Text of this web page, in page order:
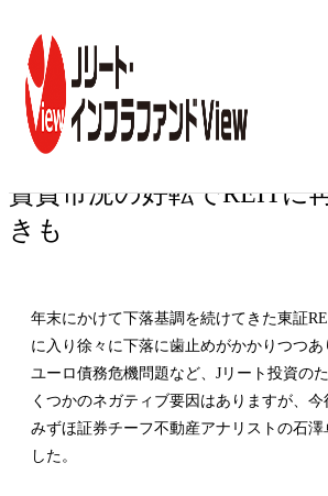
トップ
専門家インタビュー
第7回
賃貸市況の好転でREITに
きも
年末にかけて下落基調を続けてきた東証
に入り徐々に下落に歯止めがかかりつつあ
ユーロ債務危機問題など、Jリート投資の
くつかのネガティブ要因はありますが、
みずほ証券チーフ不動産アナリストの石澤
した。